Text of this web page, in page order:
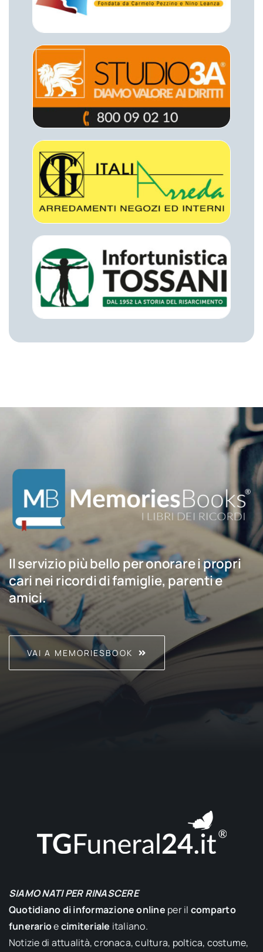
Il servizio più bello per onorare i propri
cari nei ricordi di famiglie, parenti e
amici.
VAI A MEMORIESBOOK
SIAMO NATI PER RINASCERE
Quotidiano di informazione online per il comparto
funerarioecimiteriale italiano.
Notizie di attualità, cronaca, cultura, poltica, costume,